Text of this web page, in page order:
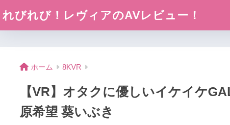
れびれび！レヴィアのAVレビュー！
ホーム 8KVR
【VR】オタクに優しいイケイケ
原希望 葵いぶき